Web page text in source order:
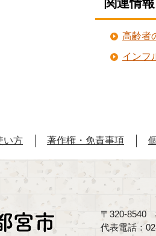
関連情報
高齢者
インフ
い方 著作権・免責事項
〒320-8540
代表電話：